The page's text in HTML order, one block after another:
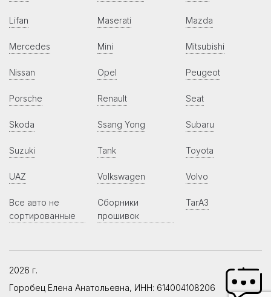
Lifan Maserati Mazda
Mercedes Mini Mitsubishi
Nissan Opel Peugeot
Porsche Renault Seat
Skoda Ssang Yong Subaru
Suzuki Tank Toyota
UAZ Volkswagen Volvo
Все авто не
сортированные
Сборники
прошивок
ТагАЗ
2026 г.
Горобец Елена Анатольевна, ИНН: 614004108206